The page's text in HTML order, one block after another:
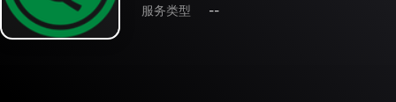
服务类型
--